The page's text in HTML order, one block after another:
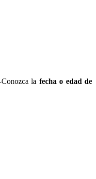
la fecha o edad de